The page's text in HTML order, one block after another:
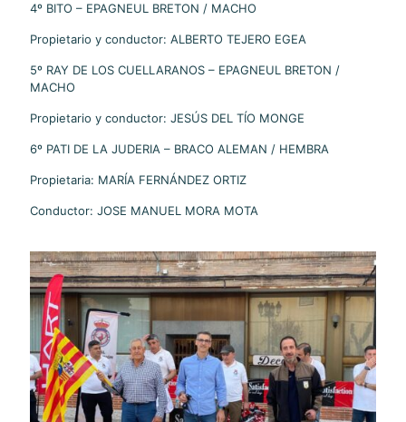
4º BITO – EPAGNEUL BRETON / MACHO
Propietario y conductor: ALBERTO TEJERO EGEA
5º RAY DE LOS CUELLARANOS – EPAGNEUL BRETON /
MACHO
Propietario y conductor: JESÚS DEL TÍO MONGE
6º PATI DE LA JUDERIA – BRACO ALEMAN / HEMBRA
Propietaria: MARÍA FERNÁNDEZ ORTIZ
Conductor: JOSE MANUEL MORA MOTA